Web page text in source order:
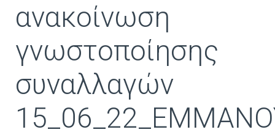
ανακοίνωση
γνωστοποίησης
συναλλαγών